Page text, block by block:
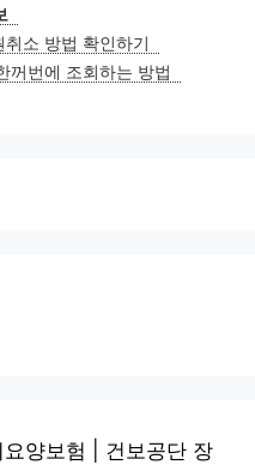
소 방법 확인하기
꺼번에 조회하는 방법
양보험 | 건보공단 장